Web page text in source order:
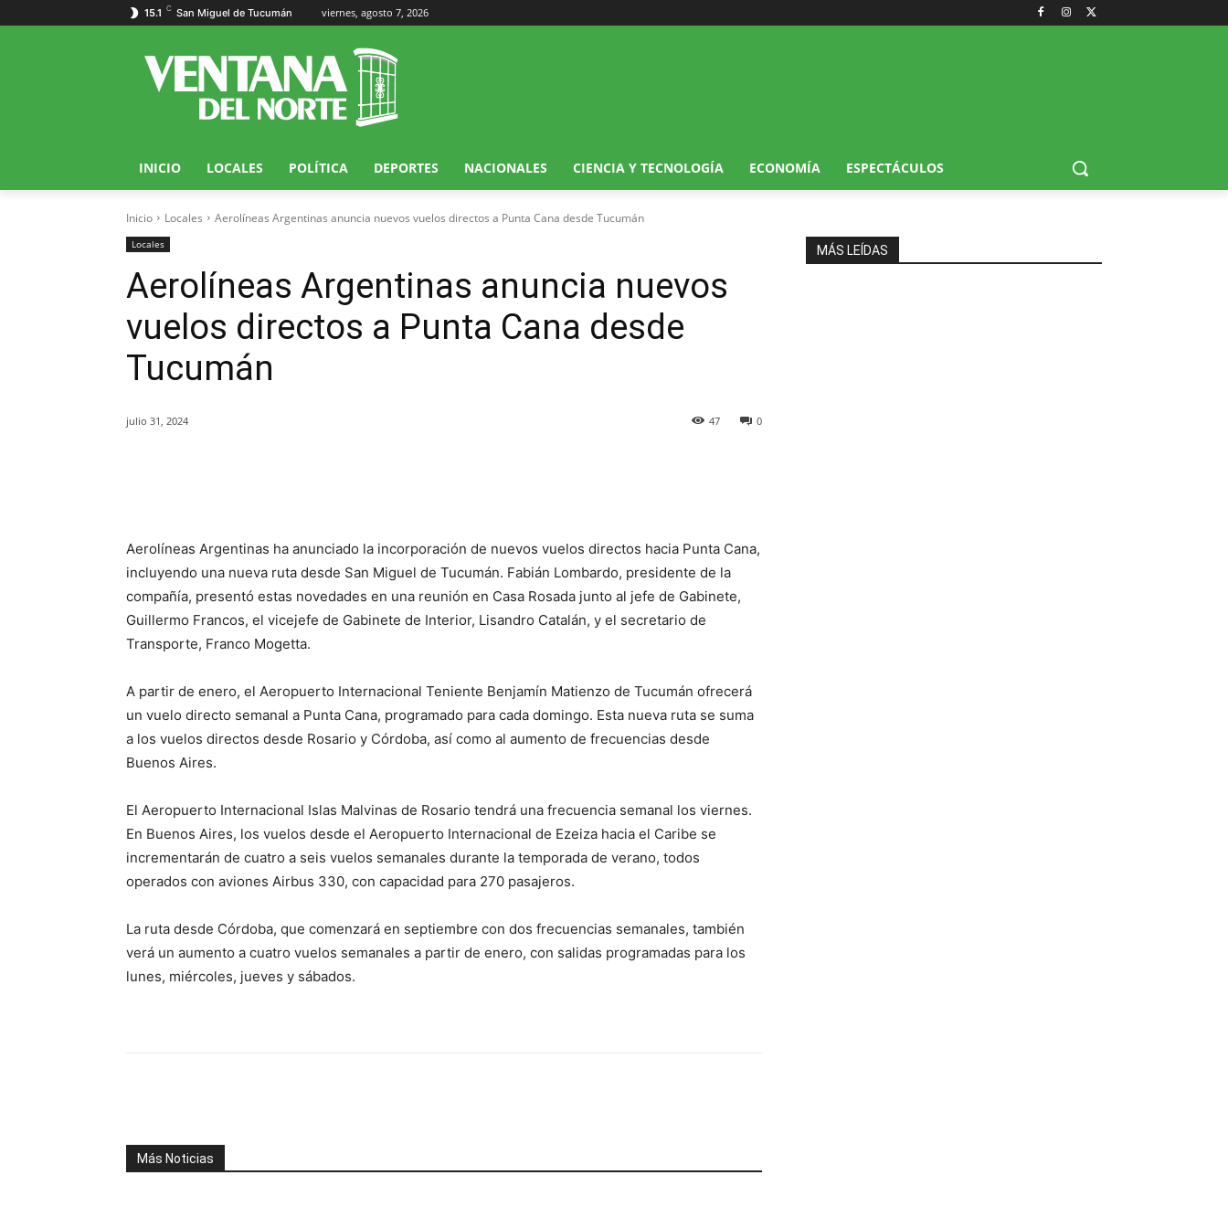
15.1 C San Miguel de Tucumán viernes, agosto 7, 2026
INICIO LOCALES POLÍTICA DEPORTES NACIONALES CIENCIA Y TECNOLOGÍA ECONOMÍA ESPECTÁCULOS
Inicio Locales Aerolíneas Argentinas anuncia nuevos vuelos directos a Punta Cana desde Tucumán
Locales
Aerolíneas Argentinas anuncia nuevos
vuelos directos a Punta Cana desde
Tucumán
julio 31, 2024 0
47
Aerolíneas Argentinas ha anunciado la incorporación de nuevos vuelos directos hacia Punta Cana,
incluyendo una nueva ruta desde San Miguel de Tucumán. Fabián Lombardo, presidente de la
compañía, presentó estas novedades en una reunión en Casa Rosada junto al jefe de Gabinete,
Guillermo Francos, el vicejefe de Gabinete de Interior, Lisandro Catalán, y el secretario de
Transporte, Franco Mogetta.
A partir de enero, el Aeropuerto Internacional Teniente Benjamín Matienzo de Tucumán ofrecerá
un vuelo directo semanal a Punta Cana, programado para cada domingo. Esta nueva ruta se suma
a los vuelos directos desde Rosario y Córdoba, así como al aumento de frecuencias desde
Buenos Aires.
El Aeropuerto Internacional Islas Malvinas de Rosario tendrá una frecuencia semanal los viernes.
En Buenos Aires, los vuelos desde el Aeropuerto Internacional de Ezeiza hacia el Caribe se
incrementarán de cuatro a seis vuelos semanales durante la temporada de verano, todos
operados con aviones Airbus 330, con capacidad para 270 pasajeros.
La ruta desde Córdoba, que comenzará en septiembre con dos frecuencias semanales, también
verá un aumento a cuatro vuelos semanales a partir de enero, con salidas programadas para los
lunes, miércoles, jueves y sábados.
Más Noticias
MÁS LEÍDAS